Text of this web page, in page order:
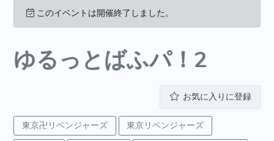
このイベントは開催終了しました。
ゆるっとばふパ！2
お気に入りに登録
東京卍リベンジャーズ
東京リベンジャーズ